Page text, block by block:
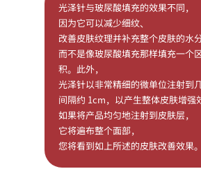
光泽针与玻尿酸填充的效果不同，
因为它可以减少细纹、
改善皮肤纹理并补充整个皮肤的水分
而不是像玻尿酸填充那样填充一个
积。此外，
光泽针以非常精细的微单位注射到
间隔约 1cm，以产生整体皮肤增强
如果将产品均匀地注射到皮肤层，
它将遍布整个面部，
您将看到如上所述的皮肤改善效果。